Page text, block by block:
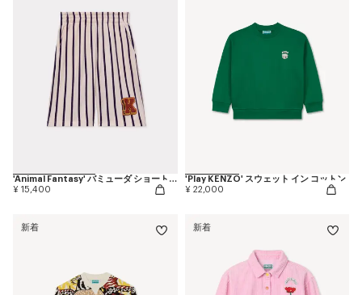
'Animal Fantasy' バミューダ ショートパンツ イン コットン
¥ 15,400
'Play KENZO' スウェット イン コットン
¥ 22,000
新着 新着